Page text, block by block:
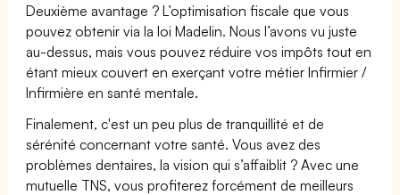
Deuxième avantage ? L’optimisation fiscale que vous
pouvez obtenir via la loi Madelin. Nous l’avons vu juste
au-dessus, mais vous pouvez réduire vos impôts tout en
étant mieux couvert en exerçant votre métier Infirmier /
Infirmière en santé mentale.
Finalement, c'est un peu plus de tranquillité et de
sérénité concernant votre santé. Vous avez des
problèmes dentaires, la vision qui s’affaiblit ? Avec une
mutuelle TNS, vous profiterez forcément de meilleurs